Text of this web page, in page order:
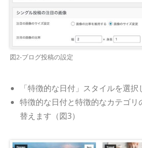
図2-ブログ投稿の設定
「特徴的な日付」スタイルを選択
特徴的な日付と特徴的なカテゴリ
替えます（図3）